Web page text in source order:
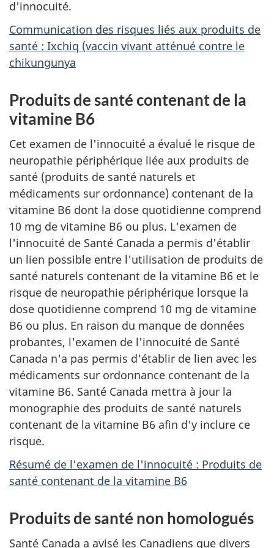
d'innocuité.
Communication des risques liés aux produits de
santé : Ixchiq (vaccin vivant atténué contre le
chikungunya
Produits de santé contenant de la
vitamine B6
Cet examen de l'innocuité a évalué le risque de
neuropathie périphérique liée aux produits de
santé (produits de santé naturels et
médicaments sur ordonnance) contenant de la
vitamine B6 dont la dose quotidienne comprend
10 mg de vitamine B6 ou plus. L'examen de
l'innocuité de Santé Canada a permis d'établir
un lien possible entre l'utilisation de produits de
santé naturels contenant de la vitamine B6 et le
risque de neuropathie périphérique lorsque la
dose quotidienne comprend 10 mg de vitamine
B6 ou plus. En raison du manque de données
probantes, l'examen de l'innocuité de Santé
Canada n'a pas permis d'établir de lien avec les
médicaments sur ordonnance contenant de la
vitamine B6. Santé Canada mettra à jour la
monographie des produits de santé naturels
contenant de la vitamine B6 afin d'y inclure ce
risque.
Résumé de l'examen de l'innocuité : Produits de
santé contenant de la vitamine B6
Produits de santé non homologués
Santé Canada a avisé les Canadiens que divers